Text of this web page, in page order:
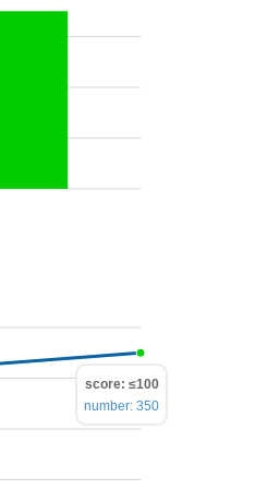
score: ≤100
number: 350